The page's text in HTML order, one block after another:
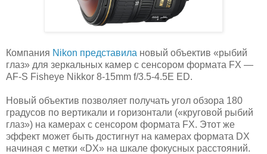
Компания Nikon представила новый объектив «рыбий
глаз» для зеркальных камер с сенсором формата FX —
AF-S Fisheye Nikkor 8-15mm f/3.5-4.5E ED.
Новый объектив позволяет получать угол обзора 180
градусов по вертикали и горизонтали («круговой рыбий
глаз») на камерах с сенсором формата FX. Этот же
эффект может быть достигнут на камерах формата DX
начиная с метки «DX» на шкале фокусных расстояний.